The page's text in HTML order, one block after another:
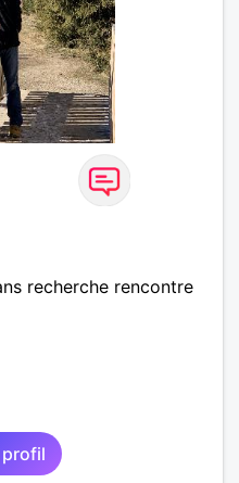
recherche rencontre
profil